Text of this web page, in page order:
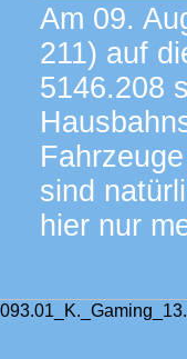
Am 09.
211) auf
5146.208
sind
hier nur